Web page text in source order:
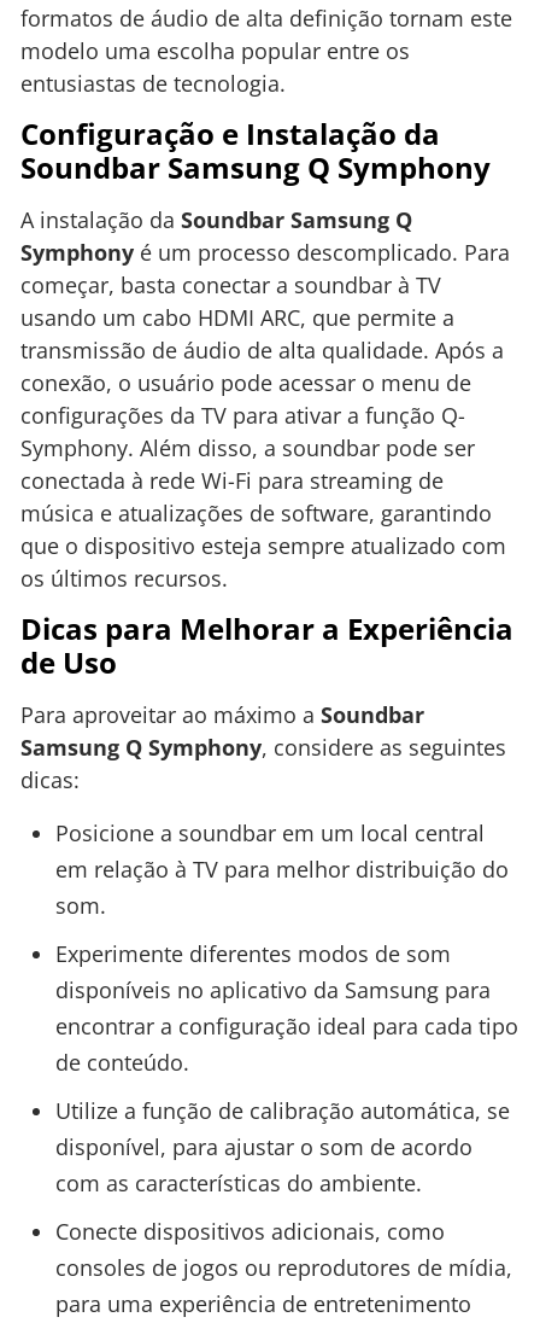
formatos de áudio de alta definição tornam este
modelo uma escolha popular entre os
entusiastas de tecnologia.
Configuração e Instalação da
Soundbar Samsung Q Symphony
A instalação da Soundbar Samsung Q
Symphony é um processo descomplicado. Para
começar, basta conectar a soundbar à TV
usando um cabo HDMI ARC, que permite a
transmissão de áudio de alta qualidade. Após a
conexão, o usuário pode acessar o menu de
configurações da TV para ativar a função Q-
Symphony. Além disso, a soundbar pode ser
conectada à rede Wi-Fi para streaming de
música e atualizações de software, garantindo
que o dispositivo esteja sempre atualizado com
os últimos recursos.
Dicas para Melhorar a Experiência
de Uso
Para aproveitar ao máximo a Soundbar
Samsung Q Symphony, considere as seguintes
dicas:
Posicione a soundbar em um local central
em relação à TV para melhor distribuição do
som.
Experimente diferentes modos de som
disponíveis no aplicativo da Samsung para
encontrar a configuração ideal para cada tipo
de conteúdo.
Utilize a função de calibração automática, se
disponível, para ajustar o som de acordo
com as características do ambiente.
Conecte dispositivos adicionais, como
consoles de jogos ou reprodutores de mídia,
para uma experiência de entretenimento